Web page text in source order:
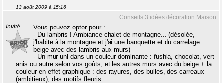
13 août 2009 à 15:16
Conseils 3 idées décoration Maison
Invité
Vous pouvez opter pour :
- Du lambris ! Ambiance chalet de montagne... (désolée,
j'habite à la montagne et j'ai une banquette et du carrelage
beige avec des lambris aux murs)
- Un mur uni dans un couleur dominante : fushia, chocolat, vert
anis ou autre selon vos goûts, et les autres murs avec du beige + la
couleur en effet graphique : des rayures, des bulles, des carreaux
(ambitieux), des motifs fleuris...